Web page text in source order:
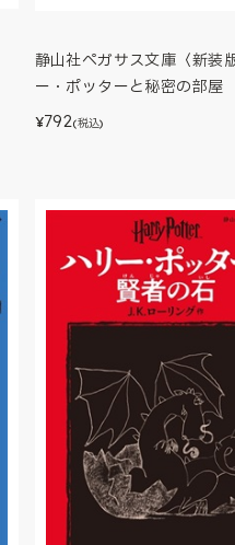
静山社ペガサス文庫〈新装
ー・ポッターと秘密の部
¥792(税込)